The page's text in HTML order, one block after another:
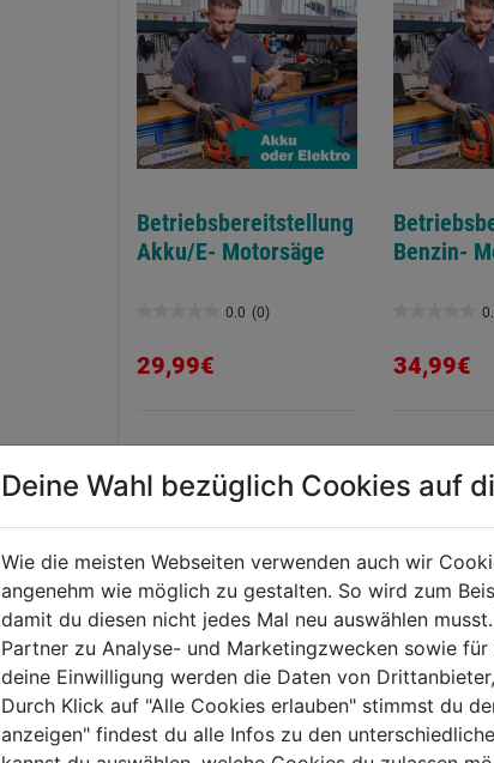
Betriebsbereitstellung
Akku/E- Motorsäge
0.0 (0)
von
29,99€
Benzin-
von
34,99€
WEITERE PRODUKTE AUS
Deine Wahl bezüglich Cookies auf
Wie die meisten Webseiten verwenden auch wir
angenehm wie möglich zu gestalten. So wird zum
damit du diesen nicht jedes Mal neu auswählen
Partner zu Analyse- und Marketingzwecken sowie
deine Einwilligung werden die Daten von
Durch Klick auf "Alle Cookies erlauben" stimmst du
anzeigen" findest du alle Infos zu den